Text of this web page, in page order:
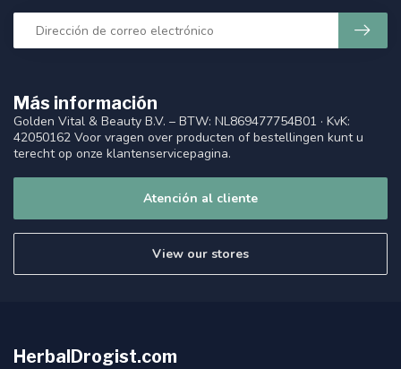
Más información
Golden Vital & Beauty B.V. – BTW: NL869477754B01 · KvK:
42050162 Voor vragen over producten of bestellingen kunt u
terecht op onze klantenservicepagina.
Atención al cliente
View our stores
HerbalDrogist.com